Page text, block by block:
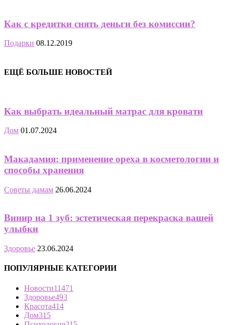
Как с кредитки снять деньги без комиссии?
Подарки 08.12.2019
ЕЩЁ БОЛЬШЕ НОВОСТЕЙ
Как выбрать идеальный матрас для кровати
Дом 01.07.2024
Макадамия: применение ореха в косметологии и
способы хранения
Советы дамам 26.06.2024
Винир на 1 зуб: эстетическая перекраска вашей
улыбки
Здоровье 23.06.2024
ПОПУЛЯРНЫЕ КАТЕГОРИИ
Новости11471
Здоровье493
Красота414
Дом315